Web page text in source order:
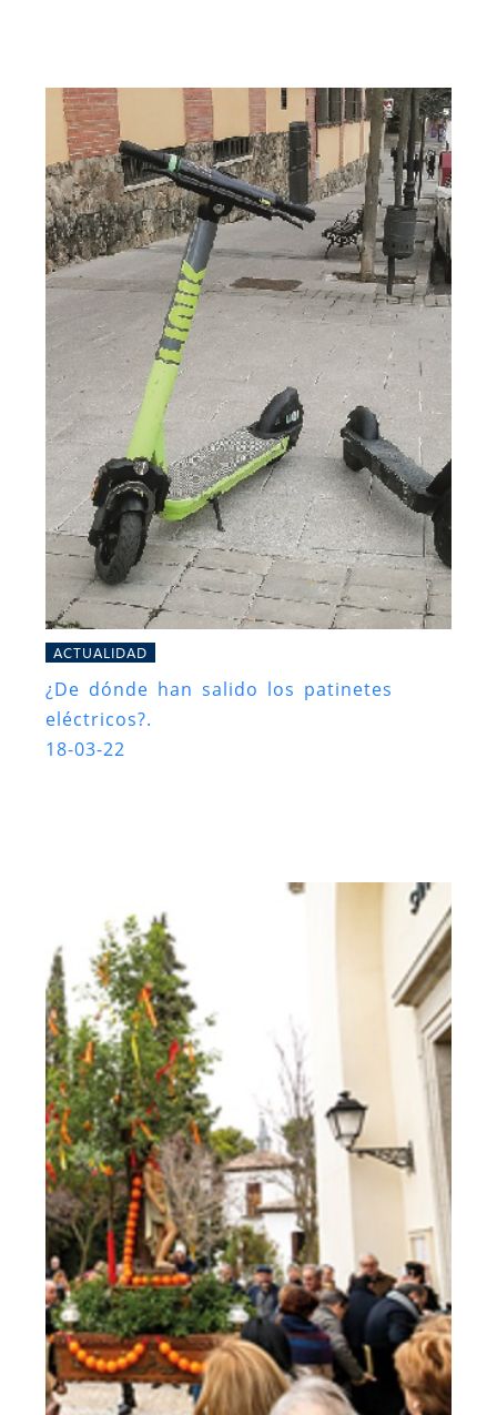
ACTUALIDAD
¿De dónde han salido los patinetes
eléctricos?.
18-03-22